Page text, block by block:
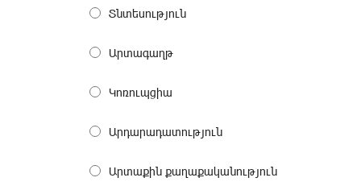
Մեքենաներից գողություններ և
ընկերությունից
Տնտեսություն
Արտագաղթ
Կոռուպցիա
Արդարադատություն
Արտաքին քաղաքականություն